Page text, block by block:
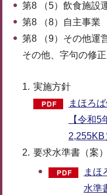
第8 （5）飲食施設
第8 （8）自主事業
第8 （9）その他運
その他、字句の修正
実施方針
まほろ
【令和5
2,255KB
要求水準書（案）
まほ
水準